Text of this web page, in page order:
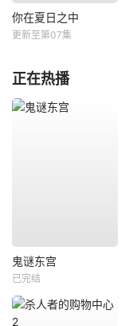
你在夏日之中
更新至第07集
正在热播
鬼谜东宫
已完结